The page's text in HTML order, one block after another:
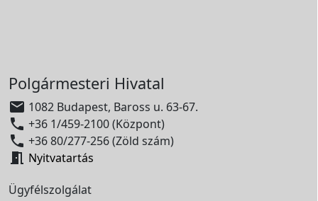
Polgármesteri Hivatal
 1082 Budapest, Baross u. 63-67.
 +36 1/459-2100 (Központ)
 +36 80/277-256 (Zöld szám)
 Nyitvatartás
Ügyfélszolgálat